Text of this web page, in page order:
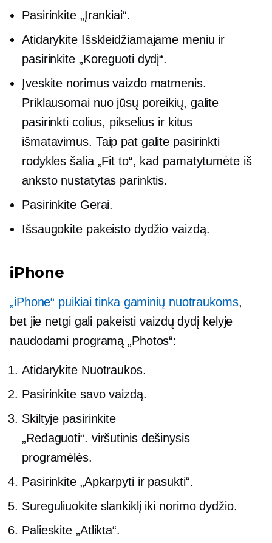
Pasirinkite „Įrankiai“.
Atidarykite Išskleidžiamajame meniu ir
pasirinkite „Koreguoti dydį“.
Įveskite norimus vaizdo matmenis.
Priklausomai nuo jūsų poreikių, galite
pasirinkti colius, pikselius ir kitus
išmatavimus. Taip pat galite pasirinkti
rodykles šalia „Fit to“, kad pamatytumėte iš
anksto nustatytas parinktis.
Pasirinkite Gerai.
Išsaugokite pakeisto dydžio vaizdą.
iPhone
„iPhone“ puikiai tinka gaminių nuotraukoms,
bet jie netgi gali pakeisti vaizdų dydį kelyje
naudodami programą „Photos“:
Atidarykite Nuotraukos.
Pasirinkite savo vaizdą.
Skiltyje pasirinkite
„Redaguoti“. viršutinis dešinysis
programėlės.
Pasirinkite „Apkarpyti ir pasukti“.
Sureguliuokite slankiklį iki norimo dydžio.
Palieskite „Atlikta“.